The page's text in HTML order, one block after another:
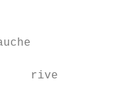
gauche
rive